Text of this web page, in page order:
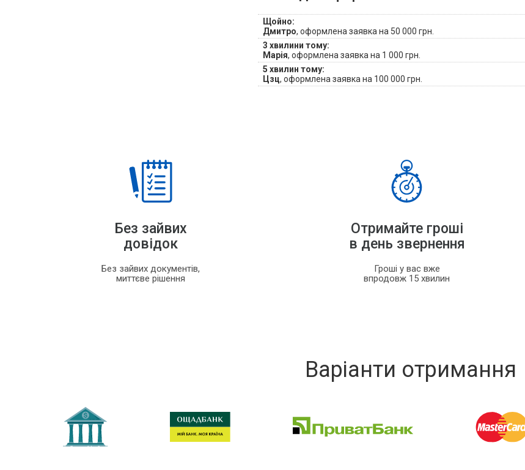
1 хвилину тому:
Дмитро, оформлена заявка на 50 000 грн.
3 хвилини тому:
Марія, оформлена заявка на 1 000 грн.
5 хвилин тому:
Цзц, оформлена заявка на 100 000 грн.
Без зайвих
довідок
Без зайвих документів,
миттєве рішення
Отримайте гроші
в день звернення
Гроші у вас вже
впродовж 15 хвилин
Варіанти отримання